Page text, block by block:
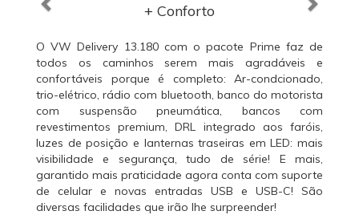
+ Conforto
O VW Delivery 13.180 com o pacote Prime faz de
todos os caminhos serem mais agradáveis e
confortáveis porque é completo: Ar-condcionado,
trio-elétrico, rádio com bluetooth, banco do motorista
com suspensão pneumática, bancos com
revestimentos premium, DRL integrado aos faróis,
luzes de posição e lanternas traseiras em LED: mais
visibilidade e segurança, tudo de série! E mais,
garantido mais praticidade agora conta com suporte
de celular e novas entradas USB e USB-C! São
diversas facilidades que irão lhe surpreender!